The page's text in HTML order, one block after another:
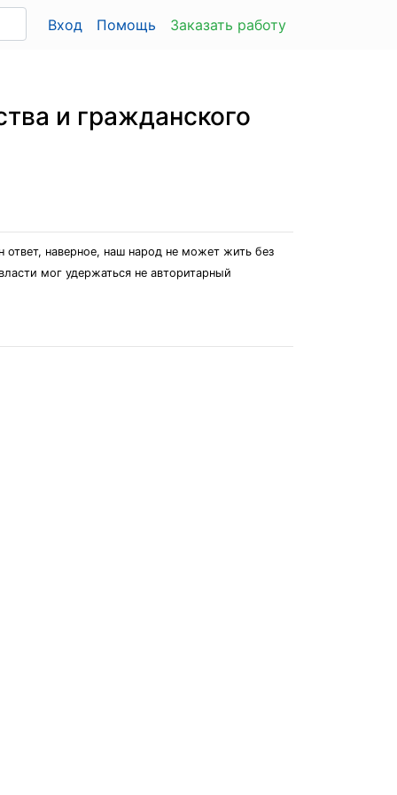
Вход Помощь Заказать работу
и гражданского
ответ, наверное, наш народ не может жить без
мог удержаться не авторитарный